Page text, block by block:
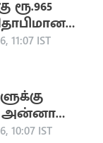
ரூ.965
11:07 IST
அன்னா
10:07 IST